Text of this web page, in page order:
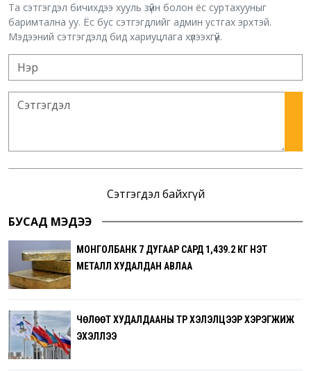
Та сэтгэгдэл бичихдээ хууль зүйн болон ёс суртахууныг
баримтална уу. Ёс бус сэтгэгдлийг админ устгах эрхтэй.
Мэдээний сэтгэгдэлд бид хариуцлага хүлээхгүй.
Сэтгэгдэл байхгүй
БУСАД МЭДЭЭ
МОНГОЛБАНК 7 ДУГААР САРД 1,439.2 КГ ҮНЭТ
МЕТАЛЛ ХУДАЛДАН АВЛАА
ЧӨЛӨӨТ ХУДАЛДААНЫ ТҮР ХЭЛЭЛЦЭЭР ХЭРЭГЖИЖ
ЭХЭЛЛЭЭ